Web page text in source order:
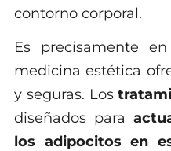
contorno corporal.
Es precisamente
medicina estética
y seguras. Los
diseñados para
los adipocitos en